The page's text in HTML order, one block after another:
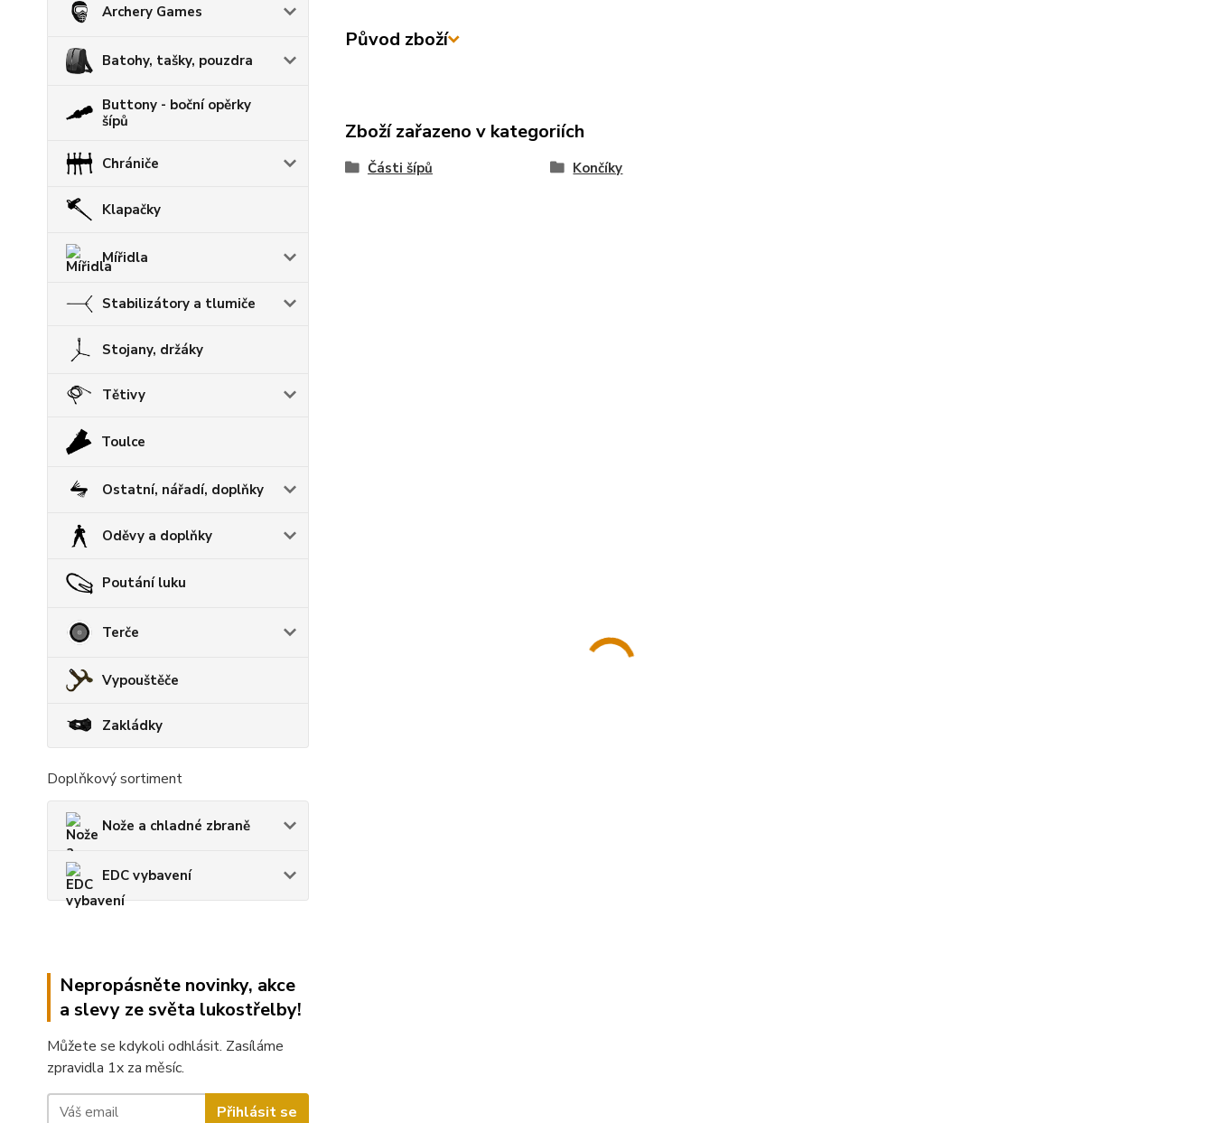
Archery Games
Batohy, tašky, pouzdra
Buttony - boční opěrky
šípů
Chrániče
Klapačky
Mířidla
Stabilizátory a tlumiče
Stojany, držáky
Tětivy
Toulce
Ostatní, nářadí, doplňky
Oděvy a doplňky
Poutání luku
Terče
Vypouštěče
Zakládky
Doplňkový sortiment
Nože a chladné zbraně
EDC vybavení
Nepropásněte novinky, akce
a slevy ze světa lukostřelby!
Můžete se kdykoli odhlásit. Zasíláme
zpravidla 1x za měsíc.
Přihlásit se
Původ zboží
Zboží zařazeno v kategoriích
Části šípů Končíky